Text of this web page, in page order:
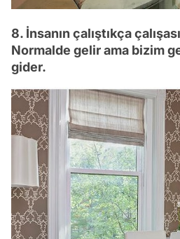
8. İnsanın çalıştıkça
Normalde gelir ama bizim
gider.